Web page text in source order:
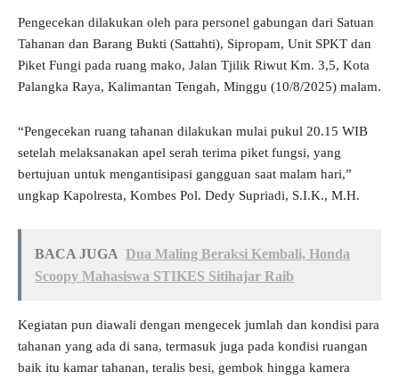
Pengecekan dilakukan oleh para personel gabungan dari Satuan
Tahanan dan Barang Bukti (Sattahti), Sipropam, Unit SPKT dan
Piket Fungi pada ruang mako, Jalan Tjilik Riwut Km. 3,5, Kota
Palangka Raya, Kalimantan Tengah, Minggu (10/8/2025) malam.
“Pengecekan ruang tahanan dilakukan mulai pukul 20.15 WIB
setelah melaksanakan apel serah terima piket fungsi, yang
bertujuan untuk mengantisipasi gangguan saat malam hari,”
ungkap Kapolresta, Kombes Pol. Dedy Supriadi, S.I.K., M.H.
BACA JUGA Dua Maling Beraksi Kembali, Honda
Scoopy Mahasiswa STIKES Sitihajar Raib
Kegiatan pun diawali dengan mengecek jumlah dan kondisi para
tahanan yang ada di sana, termasuk juga pada kondisi ruangan
baik itu kamar tahanan, teralis besi, gembok hingga kamera